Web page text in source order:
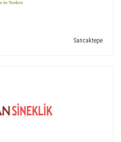
Sancaktepe